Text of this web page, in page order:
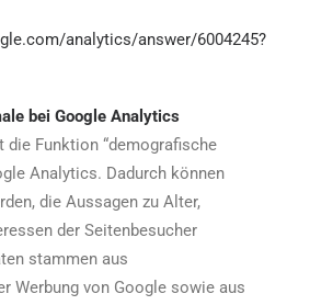
analytics/answer/6004245?
bei Google Analytics
die Funktion “demografische
Analytics. Dadurch können
die Aussagen zu Alter,
der Seitenbesucher
stammen aus
Werbung von Google sowie aus